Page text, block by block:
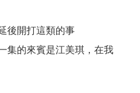
後開打這類的事
集的來賓是江美琪，在我